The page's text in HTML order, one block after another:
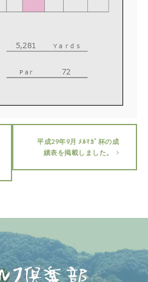
Ｙａｒｄｓ
72
5,281
P a r
平成29年9月 ﾒﾙﾏｶﾞ杯の成
績表を掲載しました。